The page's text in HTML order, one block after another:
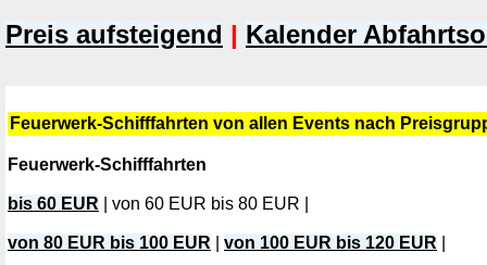
Preis aufsteigend | Kalender
Feuerwerk-Schifffahrten von allen Events nach
Feuerwerk-Schifffahrten
bis 60 EUR | von 60 EUR bis 80 EUR |
von 80 EUR bis 100 EUR von 100 EUR bis 120 EUR